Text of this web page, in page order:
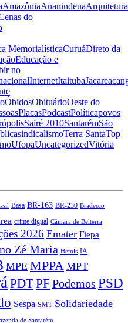
AmazôniaAnanindeuaArquitetura
do
MemorialísticaCuruáDireto da
Educação e
no
InternetItaituba
ÓbidosObituárioOeste do
PlacasPodcastPolíticapovos
Sairé 2010SantarémSão
sindicalismoTerra SantaTop
UfopaUncategorizedVitória
Basa BR-163 BR-230 Bradesco
crime digital Câmara de Belterra
2026 Emater Fiepa
Zé Maria Hemis IA
MPE MPPA MPT
PDTPF Podemos PSD
Sespa SMT Solidariedade
de Santarém